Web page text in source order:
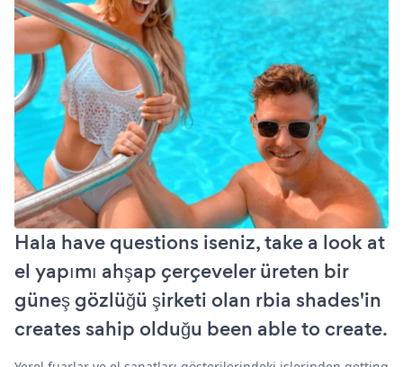
Hala have questions iseniz, take a look at
el yapımı ahşap çerçeveler üreten bir
güneş gözlüğü şirketi olan rbia shades'in
creates sahip olduğu been able to create.